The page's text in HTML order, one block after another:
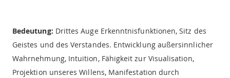
Bedeutung: Drittes Auge Erkenntnisfunktionen, Sitz des
Geistes und des Verstandes. Entwicklung außersinnlicher
Wahrnehmung, Intuition, Fähigkeit zur Visualisation,
Projektion unseres Willens, Manifestation durch